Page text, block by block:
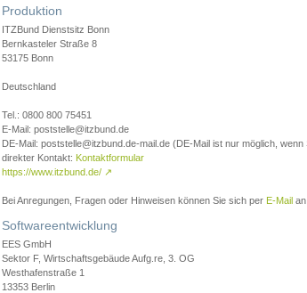
Produktion
ITZBund Dienstsitz Bonn
Bernkasteler Straße 8
53175 Bonn
Deutschland
Tel.: 0800 800 75451
E-Mail: poststelle@itzbund.de
DE-Mail: poststelle@itzbund.de-mail.de (DE-Mail ist nur möglich,
direkter Kontakt: Kontaktformular
https://www.itzbund.de/ ↗
Bei Anregungen, Fragen oder Hinweisen können Sie sich per E-Mail
Softwareentwicklung
EES GmbH
Sektor F, Wirtschaftsgebäude Aufg.re, 3. OG
Westhafenstraße 1
13353 Berlin